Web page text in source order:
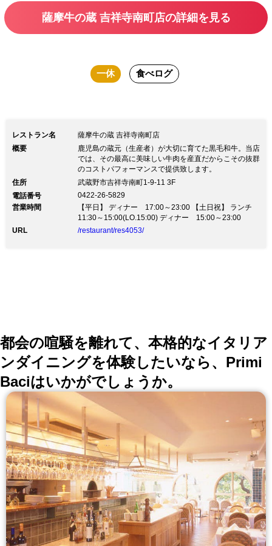
薩摩牛の蔵 吉祥寺南町店の詳細を見る
一休 食べログ
レストラン名
薩摩牛の蔵 吉祥寺南町店
概要
鹿児島の蔵元（生産者）が大切に育てた黒毛和牛。当店
では、その最高に美味しい牛肉を産直だからこその抜群
のコストパフォーマンスで提供致します。
住所
武蔵野市吉祥寺南町1-9-11 3F
電話番号
0422-26-5829
営業時間
【平日】 ディナー 17:00～23:00 【土日祝】 ランチ
11:30～15:00(LO.15:00) ディナー 15:00～23:00
URL
/restaurant/res4053/
都会の喧騒を離れて、本格的なイタリア
ンダイニングを体験したいなら、Primi
Baciはいかがでしょうか。